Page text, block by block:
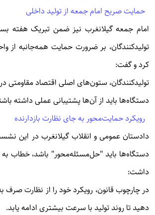
حمایت صریح امام جمعه از تولید داخلی
امام جمعه گیلانغرب نیز ضمن تبریک هفته
تولیدکنندگان، بر ضرورت حمایت همه‌جانبه از
کرد و گفت:
تولیدکنندگان، ستون‌های اصلی اقتصاد مقاومتی
دستگاه‌ها باید از آن‌ها پشتیبانی عملی داشته
رویکرد حمایت‌محور به جای نظارت بازدارنده
دادستان عمومی و انقلاب گیلانغرب در این
دستگاه‌ها باید "حل‌مسئله‌محور" باشد، خطاب به
داشت:
در چارچوب قانون، رویکرد خود را از نظارت صرف
دهید تا روند تولید با سرعت بیشتری ادامه یابد.